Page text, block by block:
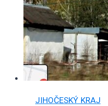
JIHOČESKÝ KRAJ